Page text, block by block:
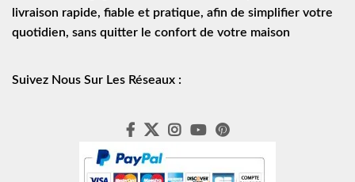
livraison rapide, fiable et pratique, afin de simplifier votre
quotidien, sans quitter le confort de votre maison
Suivez Nous Sur Les Réseaux :